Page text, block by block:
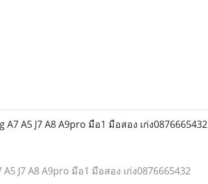
A7 A5 J7 A8 A9pro มือ1 มือสอง เก่ง0876665432
J7 A8 A9pro มือ1 มือสอง เก่ง0876665432